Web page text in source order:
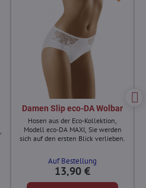
Damen Slip eco-DA Wolbar
Hosen aus der Eco-Kollektion,
Modell eco-DA MAXI, Sie werden
sich auf den ersten Blick verlieben.
Auf Bestellung
13,90 €